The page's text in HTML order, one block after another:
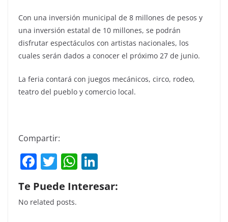
Con una inversión municipal de 8 millones de pesos y
una inversión estatal de 10 millones, se podrán
disfrutar espectáculos con artistas nacionales, los
cuales serán dados a conocer el próximo 27 de junio.
La feria contará con juegos mecánicos, circo, rodeo,
teatro del pueblo y comercio local.
Compartir:
F
a
c
e
T
w
itt
er
W
h
at k
Te Puede Interesar:
No related posts.